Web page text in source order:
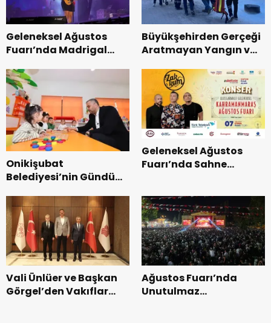
Geleneksel Ağustos
Fuarı’nda Madrigal
Büyükşehirden Gerçeği
Aratmayan Yangın ve
Onikişubat
Belediyesi’nin Gündüz
dönemin ön kayıtları
başladı.
Geleneksel Ağustos
Fuarı’nda Sahne
Vali Ünlüer ve Başkan
Görgel’den Vakıflar
Ağustos Fuarı’nda
Unutulmaz